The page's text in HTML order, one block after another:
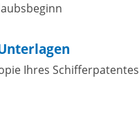
Ihres Schifferpatentes